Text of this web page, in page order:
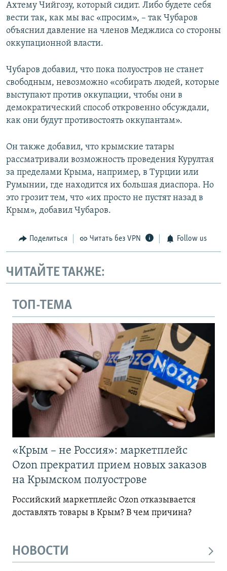
Ахтему Чийгозу, который сидит. Либо будете себя
вести так, как мы вас «просим», – так Чубаров
объяснил давление на членов Меджлиса со стороны
оккупационной власти.
Чубаров добавил, что пока полуостров не станет
свободным, невозможно «собирать людей, которые
выступают против оккупации, чтобы они в
демократический способ откровенно обсуждали,
как они будут противостоять оккупантам».
Он также добавил, что крымские татары
рассматривали возможность проведения Курултая
за пределами Крыма, например, в Турции или
Румынии, где находится их большая диаспора. Но
это грозит тем, что «их просто не пустят назад в
Крым», добавил Чубаров.
Поделиться Читать без VPN Follow us
ЧИТАЙТЕ ТАКЖЕ:
ТОП-ТЕМА
«Крым – не Россия»: маркетплейс
Ozon прекратил прием новых заказов
на Крымском полуострове
Российский маркетплейс Ozon отказывается
доставлять товары в Крым? В чем причина?
НОВОСТИ